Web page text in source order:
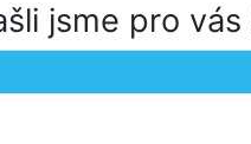
jsme pro vás